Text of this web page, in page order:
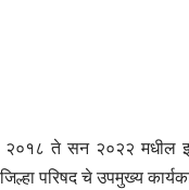
२०१८ ते सन २०२२ मधील
परिषद चे उपमुख्य